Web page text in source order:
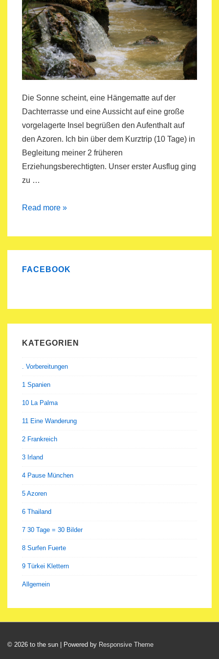
Die Sonne scheint, eine Hängematte auf der
Dachterrasse und eine Aussicht auf eine große
vorgelagerte Insel begrüßen den Aufenthalt auf
den Azoren. Ich bin über dem Kurztrip (10 Tage) in
Begleitung meiner 2 früheren
Erziehungsberechtigten. Unser erster Ausflug ging
zu …
Ankunft
erste
Eindrücke
Read more »
FACEBOOK
KATEGORIEN
. Vorbereitungen
1 Spanien
10 La Palma
11 Eine Wanderung
2 Frankreich
3 Irland
4 Pause München
5 Azoren
6 Thailand
7 30 Tage = 30 Bilder
8 Surfen Fuerte
9 Türkei Klettern
Allgemein
© 2026 to the sun | Powered by Responsive Theme